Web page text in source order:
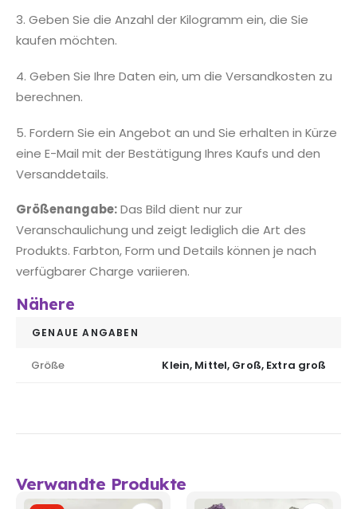
3. Geben Sie die Anzahl der Kilogramm ein, die Sie
kaufen möchten.
4. Geben Sie Ihre Daten ein, um die Versandkosten zu
berechnen.
5. Fordern Sie ein Angebot an und Sie erhalten in Kürze
eine E-Mail mit der Bestätigung Ihres Kaufs und den
Versanddetails.
Größenangabe:Das Bild dient nur zur
Veranschaulichung und zeigt lediglich die Art des
Produkts. Farbton, Form und Details können je nach
verfügbarer Charge variieren.
Nähere
GENAUE ANGABEN
Größe Klein, Mittel, Groß, Extra groß
Verwandte Produkte